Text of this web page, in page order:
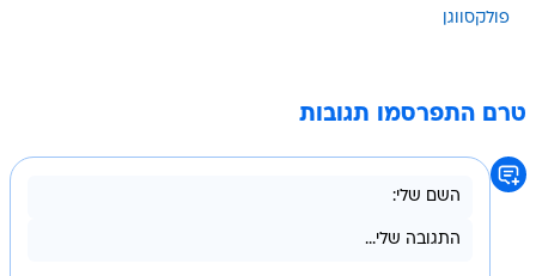
פולקסווגן
טרם התפרסמו תגובות